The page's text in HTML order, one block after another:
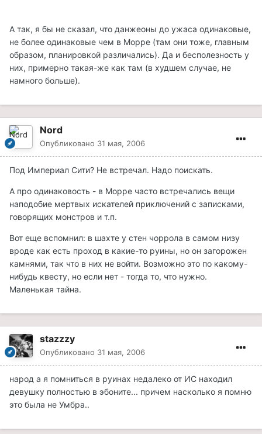
А так, я бы не сказал, что данжеоны до ужаса одинаковые,
не более одинаковые чем в Морре (там они тоже, главным
образом, планировкой различались). Да и бесполезность у
них, примерно такая-же как там (в худшем случае, не
намного больше).
Nord
Опубликовано 31 мая, 2006
Под Империал Сити? Не встречал. Надо поискать.
А про одинаковость - в Морре часто встречались вещи
наподобие мертвых искателей приключений с записками,
говорящих монстров и т.п.
Вот еще вспомнил: в шахте у стен чоррола в самом низу
вроде как есть проход в какие-то руины, но он загорожен
камнями, так что в них не войти. Возможно это по какому-
нибудь квесту, но если нет - тогда то, что нужно.
Маленькая тайна.
stazzzy
Опубликовано 31 мая, 2006
народ а я помниться в руинах недалеко от ИС находил
девушку полностью в эбоните... причем насколько я помню
это была не Умбра..